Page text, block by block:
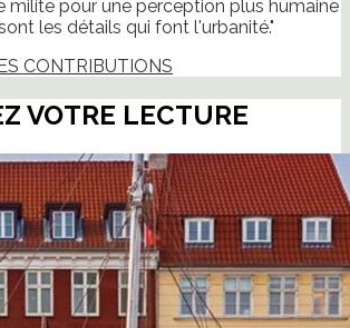
milite pour une perception plus humaine
les détails qui font l'urbanité."
CONTRIBUTIONS
VOTRE LECTURE